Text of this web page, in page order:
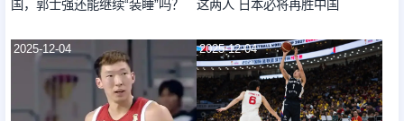
国，郭士强还能继续“装睡”吗？
这两人 日本必将再胜中国
2025-12-04 2025-12-04